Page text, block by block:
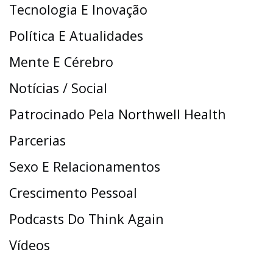
Tecnologia E Inovação
Política E Atualidades
Mente E Cérebro
Notícias / Social
Patrocinado Pela Northwell Health
Parcerias
Sexo E Relacionamentos
Crescimento Pessoal
Podcasts Do Think Again
Vídeos